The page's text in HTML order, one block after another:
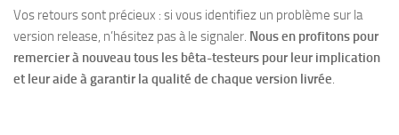
Vos retours sont précieux : si vous identifiez un problème sur la
version release, n’hésitez pas à le signaler. Nous en profitons pour
remercier à nouveau tous les bêta-testeurs pour leur implication
et leur aide à garantir la qualité de chaque version livrée.